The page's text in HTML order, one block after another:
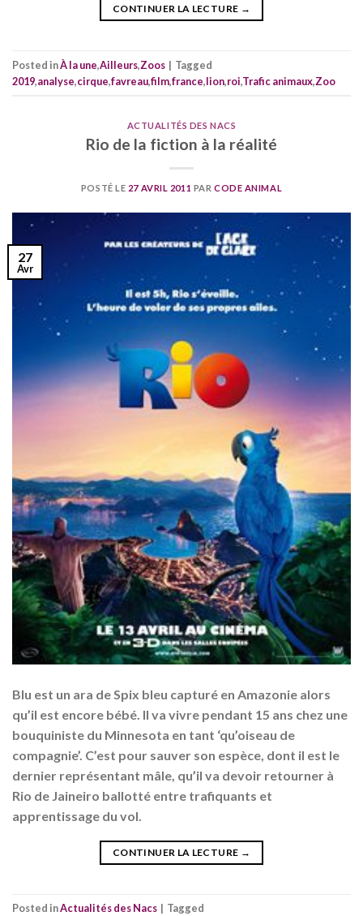
CONTINUER LA LECTURE →
Posted inÀ la une,Ailleurs,Zoos | Tagged
2019,analyse,cirque,favreau,film,france,lion,roi,Trafic animaux,Zoo
ACTUALITÉS DES NACS
Rio de la fiction à la réalité
POSTÉ LE 27 AVRIL 2011 PAR CODE ANIMAL
27
Avr
Blu est un ara de Spix bleu capturé en Amazonie alors
qu’il est encore bébé. Il va vivre pendant 15 ans chez une
bouquiniste du Minnesota en tant ‘qu’oiseau de
compagnie’. C’est pour sauver son espèce, dont il est le
dernier représentant mâle, qu’il va devoir retourner à
Rio de Jaineiro ballotté entre trafiquants et
apprentissage du vol.
CONTINUER LA LECTURE →
Posted inActualités des Nacs | Tagged